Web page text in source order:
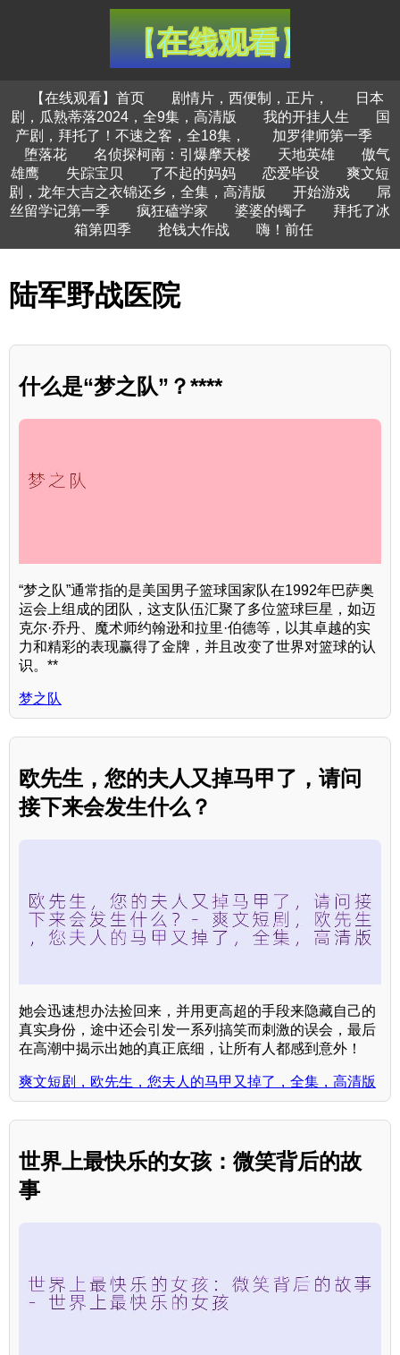
【在线观看】首页 剧情片，西便制，正片，
日本
剧，瓜熟蒂落2024，全9集，高清版
我的开挂人生
国
产剧，拜托了！不速之客，全18集，
加罗律师第一季
堕落花
名侦探柯南：引爆摩天楼 天地英雄
傲气
雄鹰
失踪宝贝 了不起的妈妈 恋爱毕设
爽文短
剧，龙年大吉之衣锦还乡，全集，高清版
开始游戏
屌
丝留学记第一季
疯狂磕学家 婆婆的镯子
拜托了冰
箱第四季
抢钱大作战 嗨！前任
陆军野战医院
什么是“梦之队”？****
“梦之队”通常指的是美国男子篮球国家队在1992年巴萨奥
运会上组成的团队，这支队伍汇聚了多位篮球巨星，如迈
克尔·乔丹、魔术师约翰逊和拉里·伯德等，以其卓越的实
力和精彩的表现赢得了金牌，并且改变了世界对篮球的认
识。**
梦之队
欧先生，您的夫人又掉马甲了，请问
接下来会发生什么？
她会迅速想办法捡回来，并用更高超的手段来隐藏自己的
真实身份，途中还会引发一系列搞笑而刺激的误会，最后
在高潮中揭示出她的真正底细，让所有人都感到意外！
爽文短剧，欧先生，您夫人的马甲又掉了，全集，高清版
世界上最快乐的女孩：微笑背后的故
事